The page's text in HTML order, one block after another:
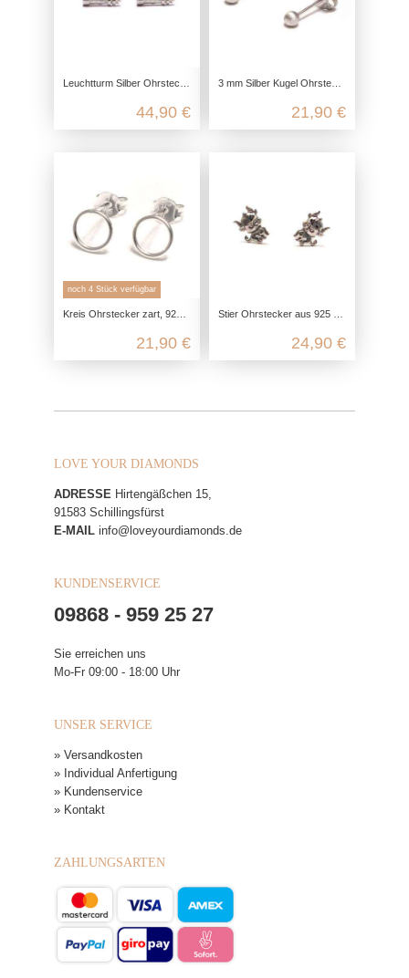
Leuchtturm Silber Ohrstecker aus 925 Sterling Silber
44,90 €
3 mm Silber Kugel Ohrstecker aus 925 Sterling Silber
21,90 €
noch 4 Stück verfügbar
Kreis Ohrstecker zart, 925 Sterling Silber, Kreislauf des Lebens, mini Stecker geometrisch, Ohrringe minimalistisch fein
21,90 €
Stier Ohrstecker aus 925 Sterling Silber
24,90 €
LOVE YOUR DIAMONDS
ADRESSE Hirtengäßchen 15,
91583 Schillingsfürst
E-MAIL info@loveyourdiamonds.de
KUNDENSERVICE
09868 - 959 25 27
Sie erreichen uns
Mo-Fr 09:00 - 18:00 Uhr
UNSER SERVICE
» Versandkosten
» Individual Anfertigung
» Kundenservice
» Kontakt
ZAHLUNGSARTEN